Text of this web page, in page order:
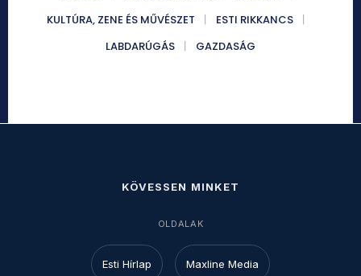
KULTÚRA, ZENE ÉS MŰVÉSZET
ESTI RIKKANCS
LABDARÚGÁS
GAZDASÁG
KÖVESSEN MINKET
OLDALAK
Esti Hírlap Maxline Media